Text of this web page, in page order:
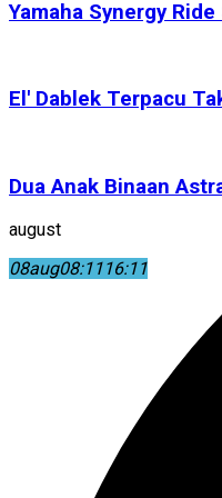
Yamaha Synergy
El' Dablek Terpacu
Dua Anak Binaan
august
08aug08:1116:11